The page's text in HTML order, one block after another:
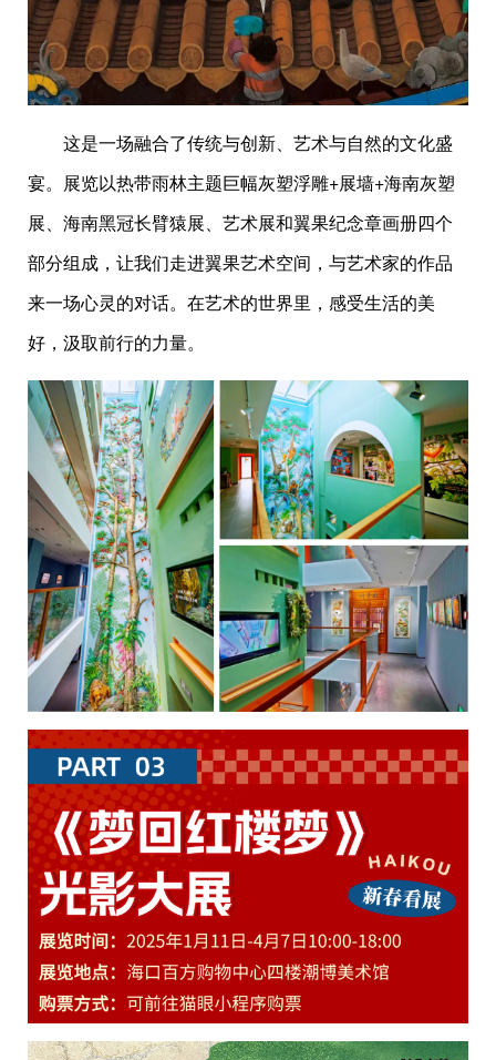
这是一场融合了传统与创新、艺术与自然的文化盛
宴。展览以热带雨林主题巨幅灰塑浮雕+展墙+海南灰塑
展、海南黑冠长臂猿展、艺术展和翼果纪念章画册四个
部分组成，让我们走进翼果艺术空间，与艺术家的作品
来一场心灵的对话。在艺术的世界里，感受生活的美
好，汲取前行的力量。